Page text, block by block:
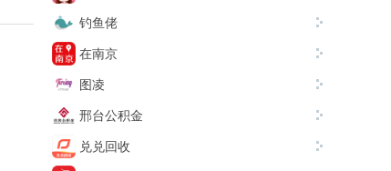
钓鱼佬
在南京
图凌
邢台公积金
兑兑回收